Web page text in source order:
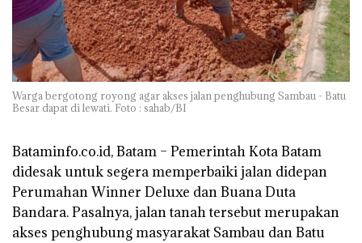
Warga bergotong royong agar akses jalan penghubung Sambau - Batu
Besar dapat di lewati. Foto : sahab/BI
Bataminfo.co.id, Batam – Pemerintah Kota Batam
didesak untuk segera memperbaiki jalan didepan
Perumahan Winner Deluxe dan Buana Duta
Bandara. Pasalnya, jalan tanah tersebut merupakan
akses penghubung masyarakat Sambau dan Batu